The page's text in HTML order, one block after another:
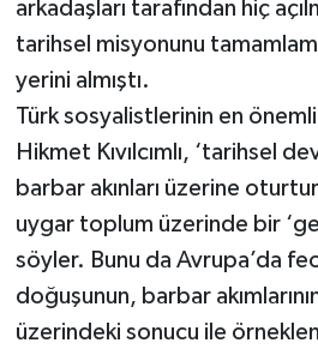
arkadaşları tarafından hiç
tarihsel misyonunu
yerini almıştı.
Türk sosyalistlerinin en
Hikmet Kıvılcımlı, ‘tarihsel
barbar akınları üzerine
uygar toplum üzerinde bir
söyler. Bunu da Avrupa’da
doğuşunun, barbar
üzerindeki sonucu ile